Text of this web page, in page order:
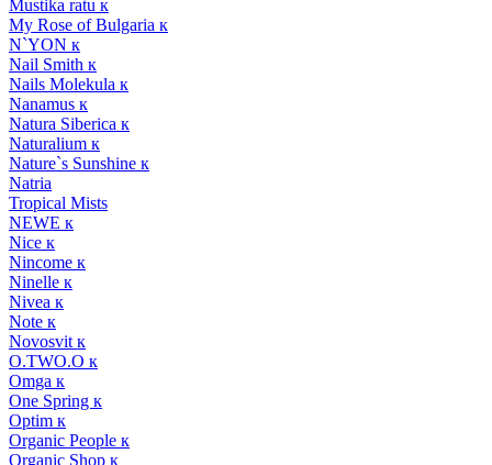
Mustika ratu к
My Rose of Bulgaria к
N`YON к
Nail Smith к
Nails Molekula к
Nanamus к
Natura Siberica к
Naturalium к
Nature`s Sunshine к
Natria
Tropical Mists
NEWE к
Nice к
Nincome к
Ninelle к
Nivea к
Note к
Novosvit к
O.TWO.O к
Omga к
One Spring к
Optim к
Organic People к
Organic Shop к